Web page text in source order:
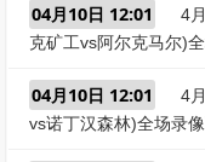
04月10日 12:01
4
克矿工vs阿尔克马尔)
04月10日 12:01
4
vs诺丁汉森林)全场录